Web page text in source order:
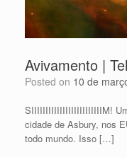
Avivamento |
Posted on 10 de
SIIIIIIIIIIIIIIIIIIIIIIIIIM!
cidade de Asbury, nos
todo mundo. Isso […]